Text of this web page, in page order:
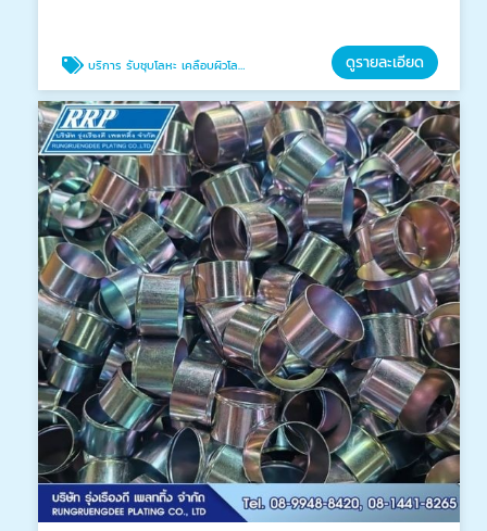
บริการ รับชุบโลหะ เคลือบผิวโลหะ ดูรายละเอียด